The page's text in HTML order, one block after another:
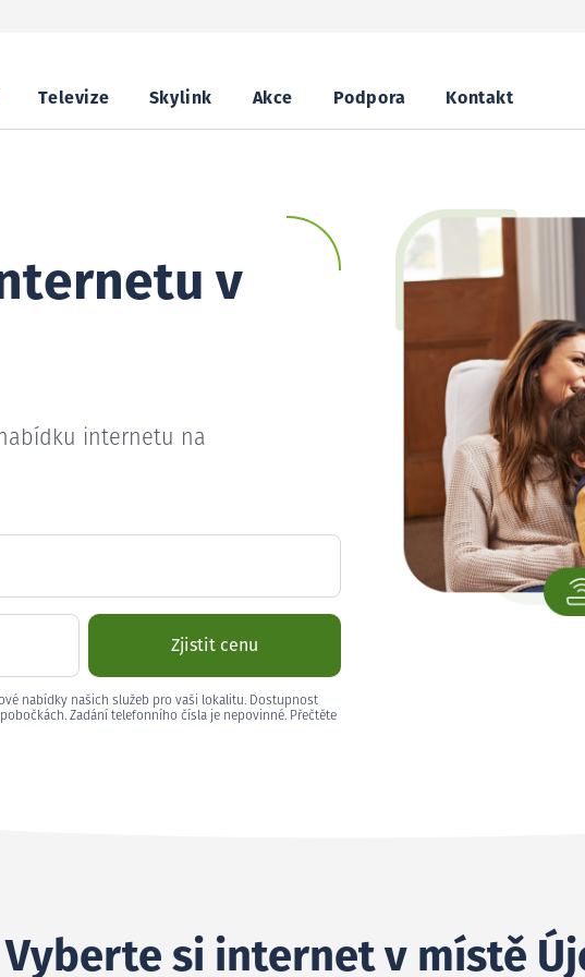
Televize Skylink Akce Podpora Kontakt
v
internetu na
Zjistit cenu
nabídky našich služeb pro vaši lokalitu. Dostupnost
Zadání telefonního čísla je nepovinné. Přečtěte
Vyberte si internet v místě